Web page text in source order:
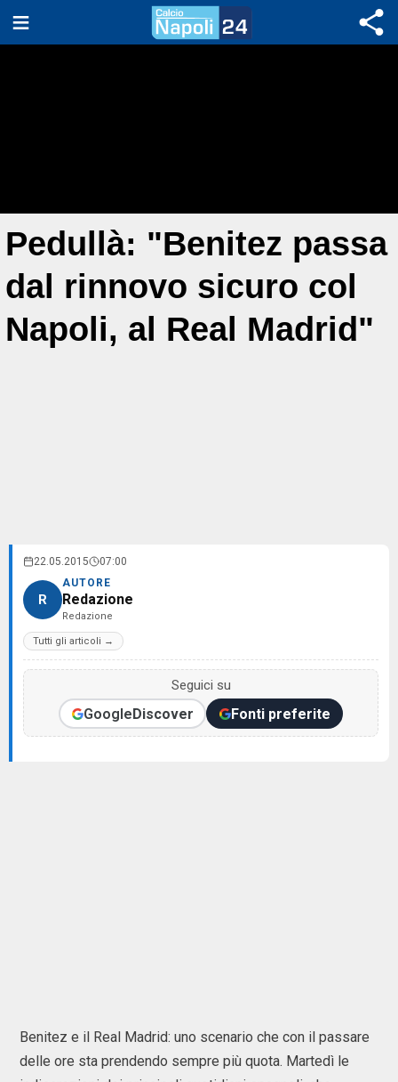
Pedullà: "Benitez passa
dal rinnovo sicuro col
Napoli, al Real Madrid"
22.05.2015 07:00
R
AUTORE
Redazione
Redazione
Tutti gli articoli →
Seguici su
GoogleDiscover Fonti preferite
Benitez e il Real Madrid: uno scenario che con il passare
delle ore sta prendendo sempre più quota. Martedì le